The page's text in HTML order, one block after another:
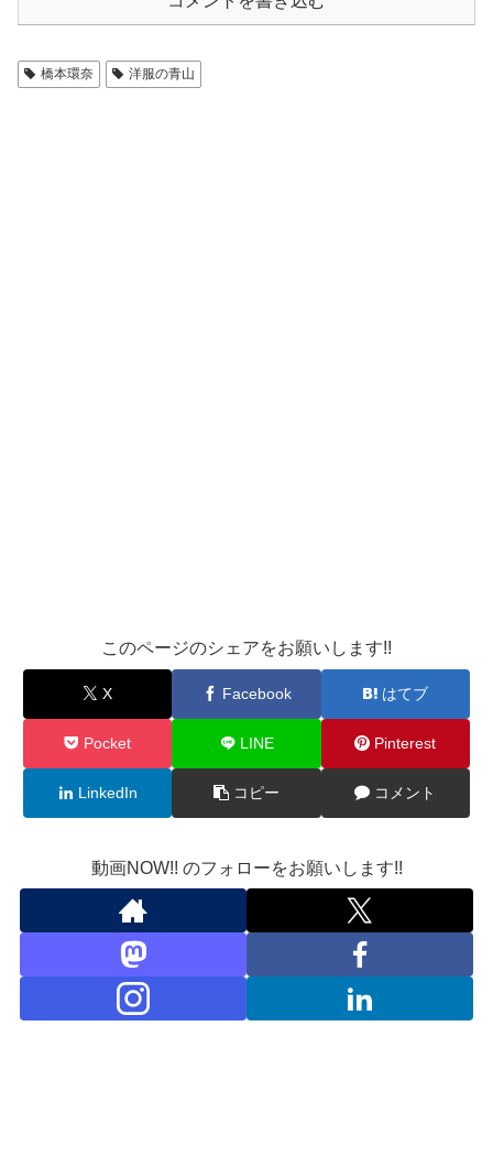
橋本環奈 洋服の青山
このページのシェアをお願いします!!
X Facebook はてブ
Pocket LINE Pinterest
LinkedIn コピー コメント
動画NOW!! のフォローをお願いします!!